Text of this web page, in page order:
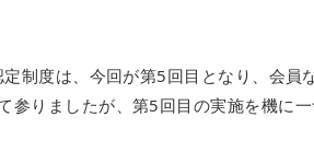
制度は、今回が第5回目となり、会員
参りましたが、第5回目の実施を機に